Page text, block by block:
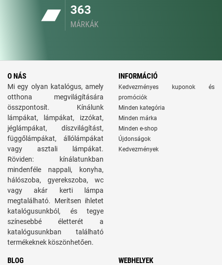
363
MÁRKÁK
O NÁS
Mi egy olyan katalógus, amely
otthona megvilágítására
összpontosít. Kínálunk
lámpákat, lámpákat, izzókat,
jéglámpákat, díszvilágítást,
függőlámpákat, állólámpákat
vagy asztali lámpákat.
Röviden: kínálatunkban
mindenféle nappali, konyha,
hálószoba, gyerekszoba, wc
vagy akár kerti lámpa
megtalálható. Merítsen ihletet
katalógusunkból, és tegye
színesebbé életterét a
katalógusunkban található
termékeknek köszönhetően.
INFORMÁCIÓ
Kedvezményes kuponok és
promóciók
Minden kategória
Minden márka
Minden e-shop
Újdonságok
Kedvezmények
BLOG WEBHELYEK